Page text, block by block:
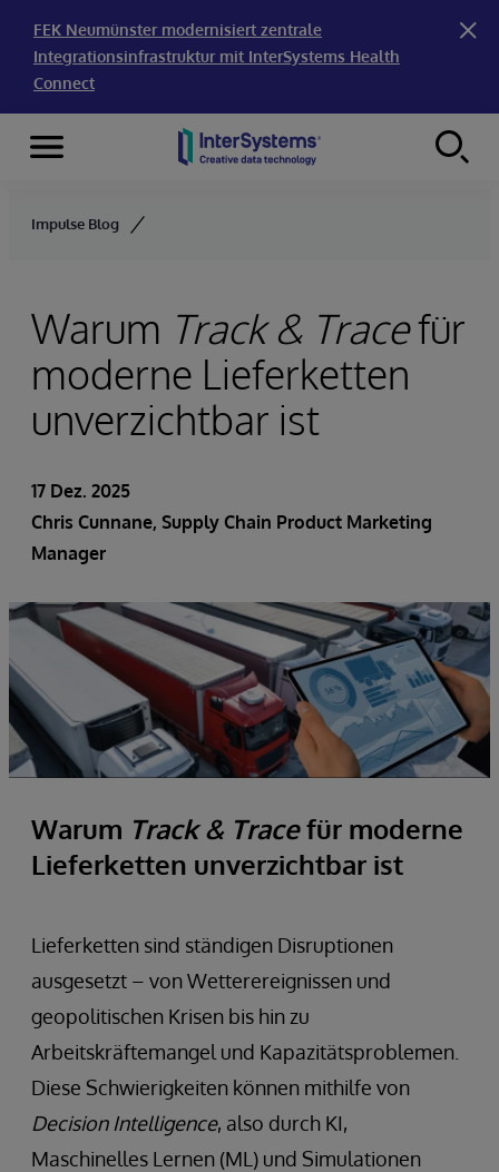
FEK Neumünster modernisiert zentrale
Integrationsinfrastruktur mit InterSystems Health
Connect
Skip to content
Menu
Impulse Blog
Warum Track & Tracefür
moderne Lieferketten
unverzichtbar ist
17 Dez. 2025
Chris Cunnane, Supply Chain Product Marketing
Manager
Warum Track & Tracefür moderne
Lieferketten unverzichtbar ist
Lieferketten sind ständigen Disruptionen
ausgesetzt – von Wetterereignissen und
geopolitischen Krisen bis hin zu
Arbeitskräftemangel und Kapazitätsproblemen.
Diese Schwierigkeiten können mithilfe von
Decision Intelligence, also durch KI,
Maschinelles Lernen (ML) und Simulationen